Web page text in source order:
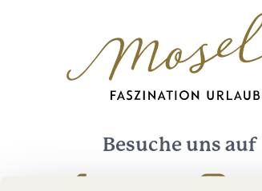
Besuche uns auf